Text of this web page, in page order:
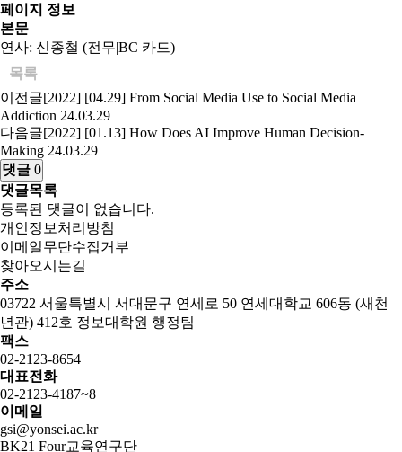
페이지 정보
본문
연사: 신종철 (전무|BC 카드)
목록
이전글[2022] [04.29] From Social Media Use to Social Media
Addiction 24.03.29
다음글[2022] [01.13] How Does AI Improve Human Decision-
Making 24.03.29
댓글 0
댓글목록
등록된 댓글이 없습니다.
개인정보처리방침
이메일무단수집거부
찾아오시는길
주소
03722 서울특별시 서대문구 연세로 50 연세대학교 606동 (새천
년관) 412호 정보대학원 행정팀
팩스
02-2123-8654
대표전화
02-2123-4187~8
이메일
gsi@yonsei.ac.kr
BK21 Four교육연구단